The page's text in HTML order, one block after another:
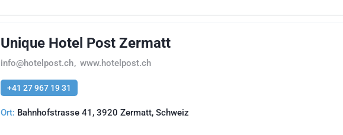
Unique Hotel Post Zermatt
info@hotelpost.ch, www.hotelpost.ch
+41 27 967 19 31
Ort: Bahnhofstrasse 41, 3920 Zermatt, Schweiz